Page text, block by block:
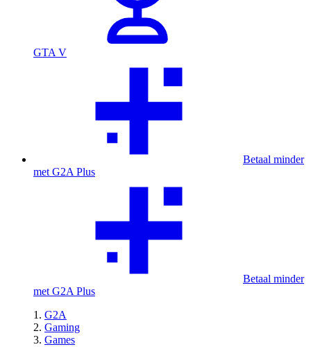
GTA V
Betaal minder
met G2A Plus
Betaal minder
met G2A Plus
G2A
Gaming
Games